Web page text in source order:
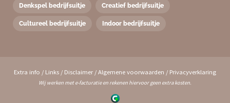
Denkspel bedrijfsuitje Creatief bedrijfsuitje
Cultureel bedrijfsuitje Indoor bedrijfsuitje
Extra info / Links / Disclaimer / Algemene voorwaarden / Privacyverklaring
Wij werken met e-facturatie en rekenen hiervoor geen extra kosten.